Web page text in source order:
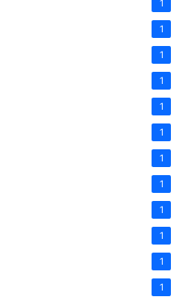
1
1
1
1
1
1
1
1
1
1
1
1